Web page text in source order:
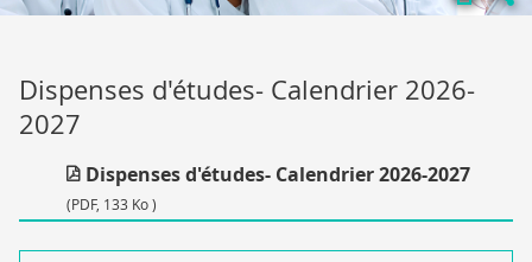
SANTÉ
Dispenses d'études- Calendrier 2026-
2027
Dispenses d'études- Calendrier 2026-2027
(PDF, 133 Ko )